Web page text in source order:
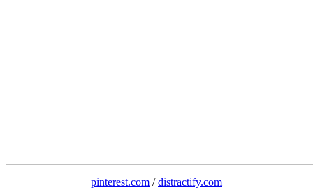
pinterest.com /distractify.com